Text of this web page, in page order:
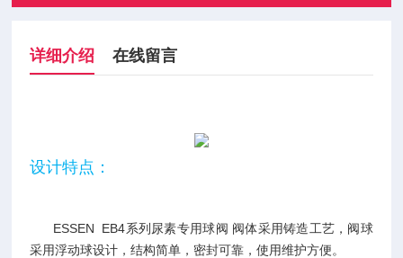
详细介绍 在线留言
设计特点：
ESSEN EB4系列尿素专用球阀 阀体采用铸造工艺，阀球
采用浮动球设计，结构简单，密封可靠，使用维护方便。